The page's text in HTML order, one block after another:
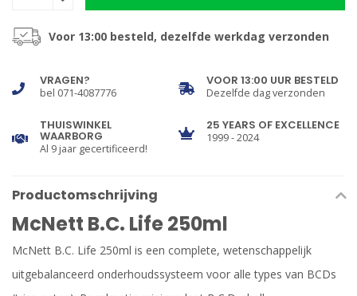
Voor 13:00 besteld, dezelfde werkdag verzonden
VRAGEN?
bel 071-4087776
VOOR 13:00 UUR BESTELD
Dezelfde dag verzonden
THUISWINKEL
WAARBORG
Al 9 jaar gecertificeerd!
25 YEARS OF EXCELLENCE
1999 - 2024
Productomschrijving
McNett B.C. Life 250ml
McNett B.C. Life 250ml is een complete, wetenschappelijk
uitgebalanceerd onderhoudssysteem voor alle types van BCDs